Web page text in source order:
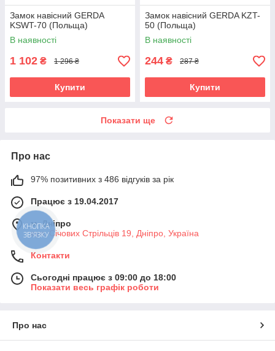
Замок навісний GERDA
KSWT-70 (Польща)
В наявності
1 102 ₴ 1 296 ₴
Купити
Замок навісний GERDA KZT-
50 (Польща)
В наявності
244 ₴ 287 ₴
Купити
Показати ще
Про нас
97% позитивних з 486 відгуків за рік
Працює з 19.04.2017
м. Дніпро
вул. Січових Стрільців 19, Дніпро, Україна
Контакти
Сьогодні працює з 09:00 до 18:00
Показати весь графік роботи
Про нас